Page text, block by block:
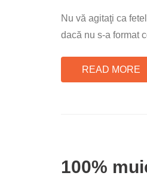
Nu vă agitaţi ca
dacă nu s-a format
READ MORE
100%